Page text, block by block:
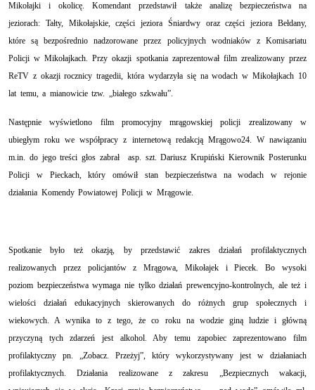
Mikołajki i okolicę. Komendant przedstawił także analizę bezpieczeństwa na
jeziorach: Tałty, Mikołajskie, części jeziora Śniardwy oraz części jeziora Bełdany,
które są bezpośrednio nadzorowane przez policyjnych wodniaków z Komisariatu
Policji w Mikołajkach. Przy okazji spotkania zaprezentował film zrealizowany przez
ReTV z okazji rocznicy tragedii, która wydarzyła się na wodach w Mikołajkach 10
lat temu, a mianowicie tzw. „białego szkwału”.
Następnie wyświetlono film promocyjny mrągowskiej policji zrealizowany w
ubiegłym roku we współpracy z internetową redakcją Mrągowo24. W nawiązaniu
m.in. do jego treści głos zabrał
asp. szt. Dariusz Krupiński Kierownik Posterunku
Policji w Pieckach, który omówił stan bezpieczeństwa na wodach w rejonie
działania Komendy Powiatowej Policji w Mrągowie.
Spotkanie było też okazją, by przedstawić zakres działań profilaktycznych
realizowanych przez policjantów z Mrągowa, Mikołajek i Piecek. Bo wysoki
poziom bezpieczeństwa wymaga nie tylko działań prewencyjno-kontrolnych, ale też i
wielości działań edukacyjnych skierowanych do różnych grup społecznych i
wiekowych. A wynika to z tego, że co roku na wodzie giną ludzie i główną
przyczyną tych zdarzeń jest alkohol. Aby temu zapobiec zaprezentowano film
profilaktyczny pn. „Zobacz. Przeżyj”, który wykorzystywany jest w działaniach
profilaktycznych. Działania realizowane z zakresu „Bezpiecznych wakacji,